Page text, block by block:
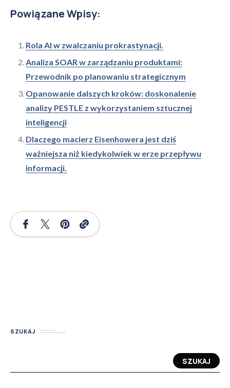
Powiązane Wpisy:
Rola AI w zwalczaniu prokrastynacji.
Analiza SOAR w zarządzaniu produktami:
Przewodnik po planowaniu strategicznym
Opanowanie dalszych kroków: doskonalenie
analizy PESTLE z wykorzystaniem sztucznej
inteligencji
Dlaczego macierz Eisenhowera jest dziś
ważniejsza niż kiedykolwiek w erze przepływu
informacji.
SZUKAJ
SZUKAJ